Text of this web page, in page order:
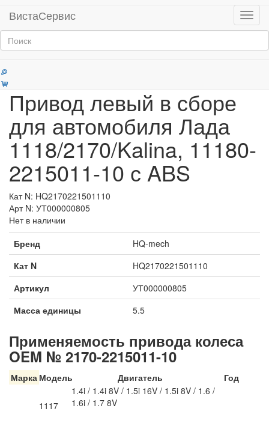
Меню
ВистаСервис
Главная Продукция
Категории
Привод левый в сборе
для автомобиля Лада
1118/2170/Kalina, 11180-
2215011-10 с ABS
Кат N: HQ2170221501110
Арт N: УТ000000805
Нет в наличии
Бренд
HQ-mech
Кат N
HQ2170221501110
Артикул
УТ000000805
Масса единицы
5.5
Применяемость привода колеса
OEM № 2170-2215011-10
Марка Модель Двигатель Год
1117
1.4i / 1.4i 8V / 1.5i 16V / 1.5i 8V / 1.6 /
1.6i / 1.7 8V